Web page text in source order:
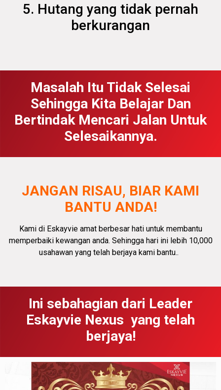
5. Hutang yang tidak pernah
berkurangan
Masalah Itu Tidak Selesai
Sehingga Kita Belajar Dan
Bertindak Mencari Jalan Untuk
Selesaikannya.
JANGAN RISAU, BIAR KAMI
BANTU ANDA!
Kami di Eskayvie amat berbesar hati untuk membantu
memperbaiki kewangan anda. Sehingga hari ini lebih 10,000
usahawan yang telah berjaya kami bantu..
Ini sebahagian dari Leader
Eskayvie Nexus yang telah
berjaya!